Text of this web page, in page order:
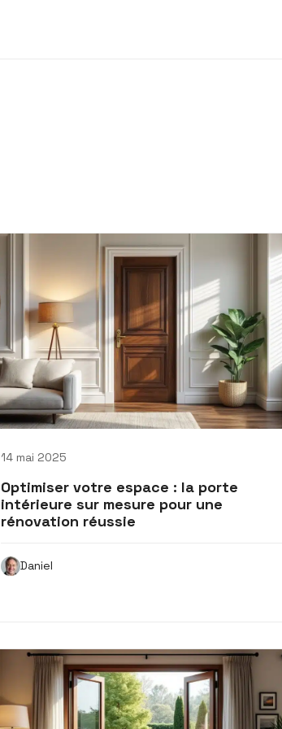
14 mai 2025
Optimiser votre espace : la porte
intérieure sur mesure pour une
rénovation réussie
Daniel